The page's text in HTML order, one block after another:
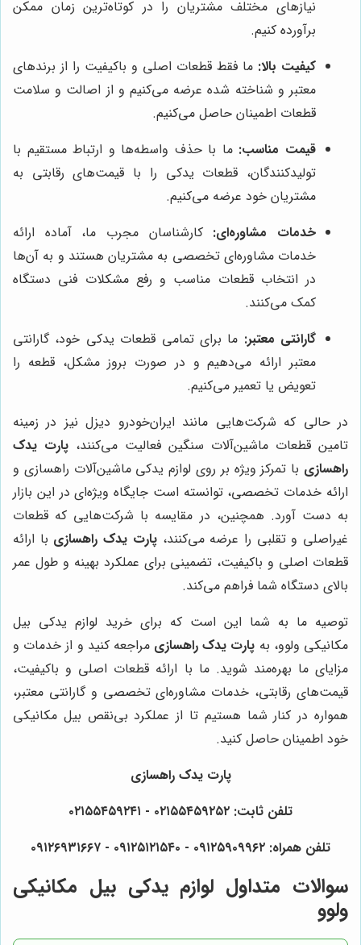
نیازهای مختلف مشتریان را در کوتاه‌ترین زمان ممکن
برآورده کنیم.
کیفیت بالا: ما فقط قطعات اصلی و باکیفیت را از برندهای
معتبر و شناخته شده عرضه می‌کنیم و از اصالت و سلامت
قطعات اطمینان حاصل می‌کنیم.
قیمت مناسب: ما با حذف واسطه‌ها و ارتباط مستقیم با
تولیدکنندگان، قطعات یدکی را با قیمت‌های رقابتی به
مشتریان خود عرضه می‌کنیم.
خدمات مشاوره‌ای: کارشناسان مجرب ما، آماده ارائه
خدمات مشاوره‌ای تخصصی به مشتریان هستند و به آن‌ها
در انتخاب قطعات مناسب و رفع مشکلات فنی دستگاه
کمک می‌کنند.
گارانتی معتبر: ما برای تمامی قطعات یدکی خود، گارانتی
معتبر ارائه می‌دهیم و در صورت بروز مشکل، قطعه را
تعویض یا تعمیر می‌کنیم.
در حالی که شرکت‌هایی مانند ایران‌خودرو دیزل نیز در زمینه
تامین قطعات ماشین‌آلات سنگین فعالیت می‌کنند، پارت یدک
راهسازی با تمرکز ویژه بر روی لوازم یدکی ماشین‌آلات راهسازی و
ارائه خدمات تخصصی، توانسته است جایگاه ویژه‌ای در این بازار
به دست آورد. همچنین، در مقایسه با شرکت‌هایی که قطعات
غیراصلی و تقلبی را عرضه می‌کنند،پارت یدک راهسازی با ارائه
قطعات اصلی و باکیفیت، تضمینی برای عملکرد بهینه و طول عمر
بالای دستگاه شما فراهم می‌کند.
توصیه ما به شما این است که برای خرید لوازم یدکی بیل
مکانیکی ولوو، به پارت یدک راهسازی مراجعه کنید و از خدمات و
مزایای ما بهره‌مند شوید. ما با ارائه قطعات اصلی و باکیفیت،
قیمت‌های رقابتی، خدمات مشاوره‌ای تخصصی و گارانتی معتبر،
همواره در کنار شما هستیم تا از عملکرد بی‌نقص بیل مکانیکی
خود اطمینان حاصل کنید.
پارت یدک راهسازی
تلفن ثابت: ۰۲۱۵۵۴۵۹۲۵۲ - ۰۲۱۵۵۴۵۹۲۴۱
تلفن همراه: ۰۹۱۲۵۹۰۹۹۶۲ - ۰۹۱۲۵۱۲۱۵۴۰‌‌‌ - ۰۹۱۲۶۹۳۱۶۶۷
سوالات متداول لوازم یدکی بیل مکانیکی
ولوو